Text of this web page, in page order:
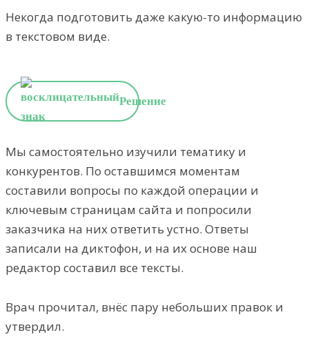
Некогда подготовить даже какую-то информацию
в текстовом виде.
Решение
Мы самостоятельно изучили тематику и
конкурентов. По оставшимся моментам
составили вопросы по каждой операции и
ключевым страницам сайта и попросили
заказчика на них ответить устно. Ответы
записали на диктофон, и на их основе наш
редактор составил все тексты.
Врач прочитал, внёс пару небольших правок и
утвердил.